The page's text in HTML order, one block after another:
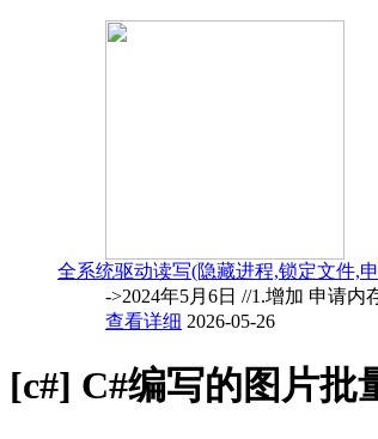
全系统驱动读写(隐藏进程,锁定文件,
->2024年5月6日 //1.增加 申请
查看详细 2026-05-26
[c#] C#编写的图片批